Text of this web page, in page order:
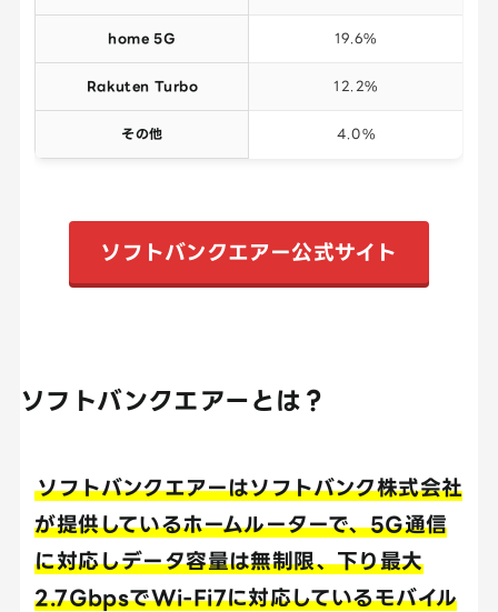
home 5G 19.6%
Rakuten Turbo 12.2%
その他 4.0%
ソフトバンクエアー公式サイト
ソフトバンクエアーとは？
ソフトバンクエアーはソフトバンク株式会社
が提供しているホームルーターで、5G通信
に対応しデータ容量は無制限、下り最大
2.7GbpsでWi-Fi7に対応しているモバイル